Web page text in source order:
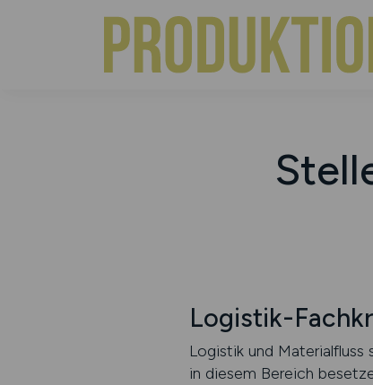
Logistik-
Logistik und
in diesem Bereich